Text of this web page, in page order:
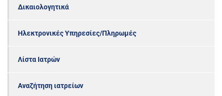
Δικαιολογητικά
Ηλεκτρονικές Υπηρεσίες/Πληρωμές
Λίστα Ιατρών
Αναζήτηση ιατρείων